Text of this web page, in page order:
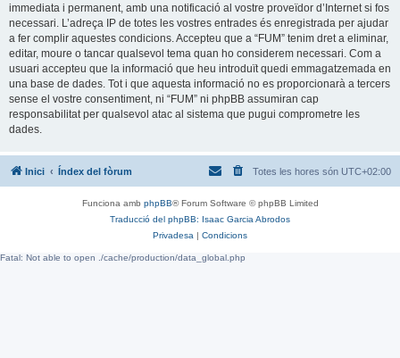
immediata i permanent, amb una notificació al vostre proveïdor d’Internet si fos
necessari. L’adreça IP de totes les vostres entrades és enregistrada per ajudar
a fer complir aquestes condicions. Accepteu que a “FUM” tenim dret a eliminar,
editar, moure o tancar qualsevol tema quan ho considerem necessari. Com a
usuari accepteu que la informació que heu introduït quedi emmagatzemada en
una base de dades. Tot i que aquesta informació no es proporcionarà a tercers
sense el vostre consentiment, ni “FUM” ni phpBB assumiran cap
responsabilitat per qualsevol atac al sistema que pugui comprometre les
dades.
Inici Índex del fòrum Totes les hores són UTC+02:00
Funciona amb phpBB® Forum Software © phpBB Limited
Traducció del phpBB: Isaac Garcia Abrodos
Privadesa | Condicions
Fatal: Not able to open ./cache/production/data_global.php